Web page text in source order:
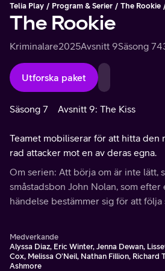
Telia Play Program & Serier The Rookie
The Rookie
Kriminalare2025Avsnitt 9Säsong 7
Utforska paket
Säsong 7 Avsnitt 9: The Kiss
Teamet mobiliserar för att hitta den
rad attacker mot en av deras egna.
Om serien: Att börja om är inte lätt,
småstadsbon John Nolan, som efter
händelse bestämmer sig för att
Medverkande
Alyssa Diaz, Eric Winter, Jenna Dewan,
Cox, Melissa O'Neil, Nathan Fillion, Richard
Ashmore